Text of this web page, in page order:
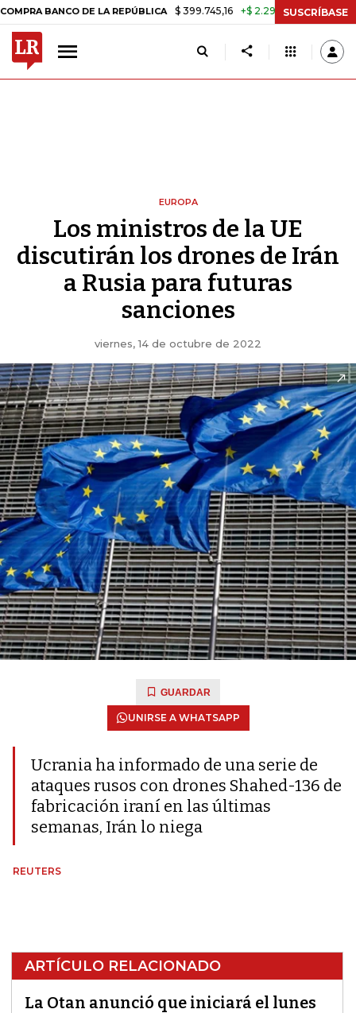
DE LA REPÚBLICA $ 399.745,16 +$ 2.295,71 +0,58% TASA
SUSCRÍBASE
EUROPA
Los ministros de la UE
discutirán los drones de Irán
a Rusia para futuras
sanciones
viernes, 14 de octubre de 2022
GUARDAR
UNIRSE A WHATSAPP
Ucrania ha informado de una serie de
ataques rusos con drones Shahed-136 de
fabricación iraní en las últimas
semanas, Irán lo niega
REUTERS
ARTÍCULO RELACIONADO
La Otan anunció que iniciará el lunes